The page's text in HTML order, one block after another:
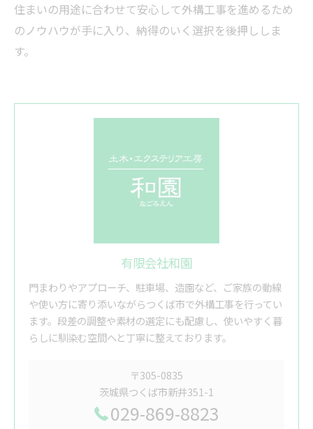
住まいの用途に合わせて安心して外構工事を進めるため
のノウハウが手に入り、納得のいく選択を後押ししま
す。
有限会社和園
門まわりやアプローチ、駐車場、造園など、ご家族の動線
や使い方に寄り添いながらつくば市で外構工事を行ってい
ます。段差の調整や素材の選定にも配慮し、使いやすく暮
らしに馴染む空間へと丁寧に整えております。
〒305-0835
茨城県つくば市新井351-1
029-869-8823